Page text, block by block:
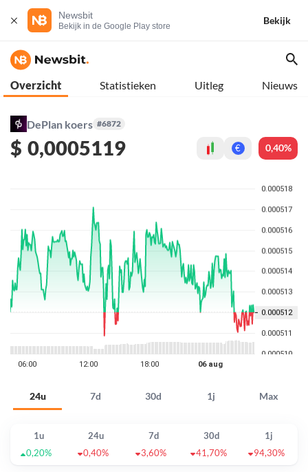
Newsbit
Bekijk in de Google Play store
Bekijk
Overzicht Statistieken Uitleg Nieuws
DePlan koers #6872
$ 0,0005119 € 0,40%
24u 7d 30d 1j Max
1u 24u 7d 30d
1j
0,20%
0,40% 3,60% 41,70% 94,30%